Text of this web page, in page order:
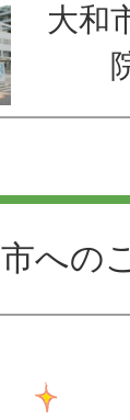
大和
市への